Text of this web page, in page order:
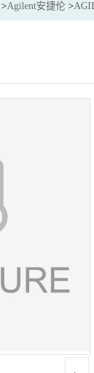
>Agilent安捷伦 >